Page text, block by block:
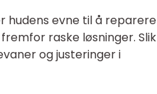
hudens evne til å reparere
raske løsninger. Slik
og justeringer i